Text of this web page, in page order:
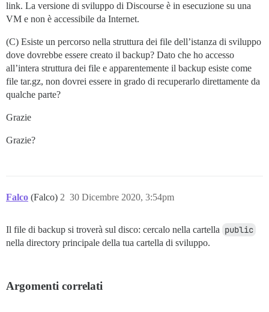
link. La versione di sviluppo di Discourse è in esecuzione su una
VM e non è accessibile da Internet.
(C) Esiste un percorso nella struttura dei file dell’istanza di sviluppo
dove dovrebbe essere creato il backup? Dato che ho accesso
all’intera struttura dei file e apparentemente il backup esiste come
file tar.gz, non dovrei essere in grado di recuperarlo direttamente da
qualche parte?
Grazie
Grazie?
Falco (Falco) 30 Dicembre 2020, 3:54pm
2
Il file di backup si troverà sul disco: cercalo nella cartella public
nella directory principale della tua cartella di sviluppo.
Argomenti correlati